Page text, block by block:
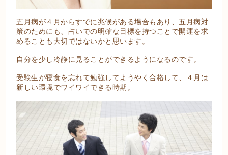
五月病が４月からすでに兆候がある場合もあり、五月病対
策のためにも、占いでの明確な目標を持つことで開運を求
めることも大切ではないかと思います。
自分を少し冷静に見ることができるようになるのです。
受験生が寝食を忘れて勉強してようやく合格して、４月は
新しい環境でワイワイできる時期。